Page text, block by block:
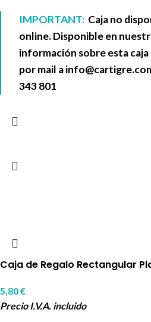
IMPORTANT: Caja no
online. Disponible en
información sobre esta
por mail a
343 801
Caja de Regalo Rectangular
5,80€
Precio I.V.A. incluido